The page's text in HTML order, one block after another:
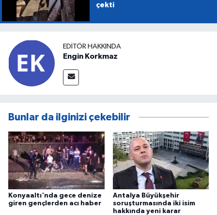
çekti
EDITÖR HAKKINDA
Engin Korkmaz
Bunlar da ilginizi çekebilir
Konyaaltı'nda gece denize
giren gençlerden acı haber
Antalya Büyükşehir
soruşturmasında iki isim
hakkında yeni karar